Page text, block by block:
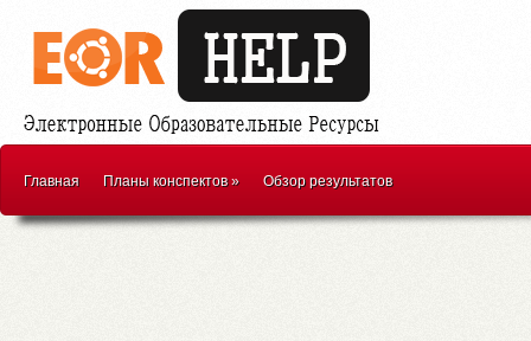
Главная Планы конспектов» Обзор результатов